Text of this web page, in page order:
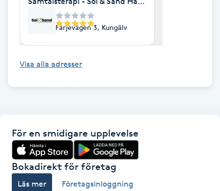
Klangmassage
Koppningsmassage
Kosmetisk tatuering
Kostrådgivning
Färjevägen 3, Kungälv
Visa alla adresser
För en smidigare upplevelse
Bokadirekt för företag
Läs mer Företagsinloggning